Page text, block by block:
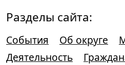
Разделы сайта:
События Об округе
Деятельность